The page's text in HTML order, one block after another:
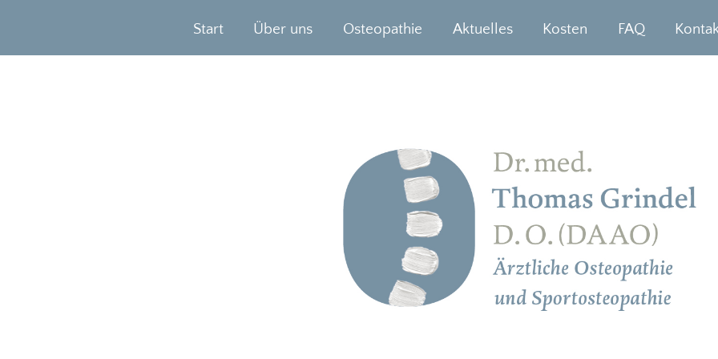
Thomas Grindel
Start Über uns Osteopathie Aktuelles Kosten FAQ